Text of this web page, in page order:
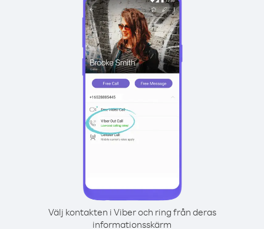
Välj kontakten i Viber och ring från deras
informationsskärm